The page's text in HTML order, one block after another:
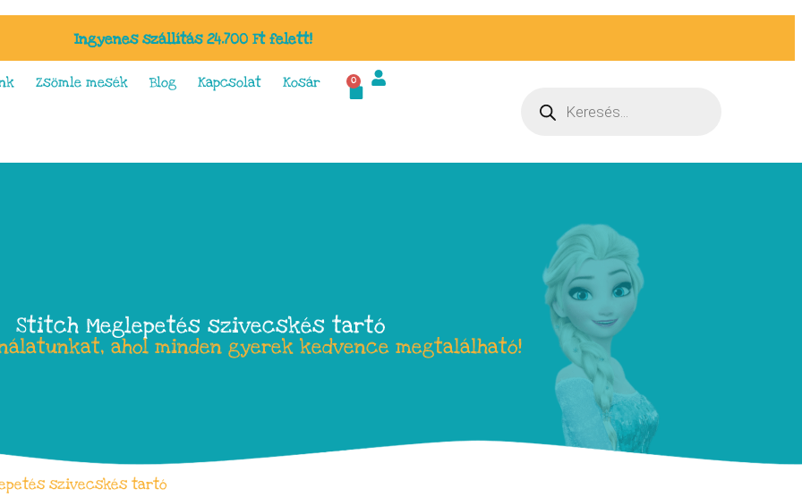
Ingyenes szállítás 24.700 Ft felett!
Zsömle mesék Blog Kapcsolat Kosár 0
Stitch Meglepetés szivecskés tartó
ahol minden gyerek kedvence megtalálható!
szivecskés tartó